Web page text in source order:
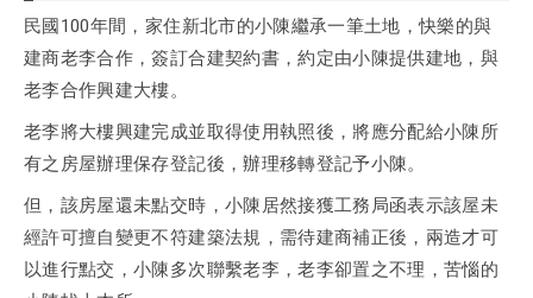
民國100年間，家住新北市的小陳繼承一筆土地，快樂的與
建商老李合作，簽訂合建契約書，約定由小陳提供建地，與
老李合作興建大樓。
老李將大樓興建完成並取得使用執照後，將應分配給小陳所
有之房屋辦理保存登記後，辦理移轉登記予小陳。
但，該房屋還未點交時，小陳居然接獲工務局函表示該屋未
經許可擅自變更不符建築法規，需待建商補正後，兩造才可
以進行點交，小陳多次聯繫老李，老李卻置之不理，苦惱的